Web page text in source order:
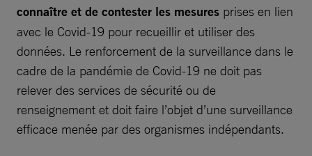
connaître et de contester les mesures prises en lien
avec le Covid-19 pour recueillir et utiliser des
données. Le renforcement de la surveillance dans le
cadre de la pandémie de Covid-19 ne doit pas
relever des services de sécurité ou de
renseignement et doit faire l’objet d’une surveillance
efficace menée par des organismes indépendants.